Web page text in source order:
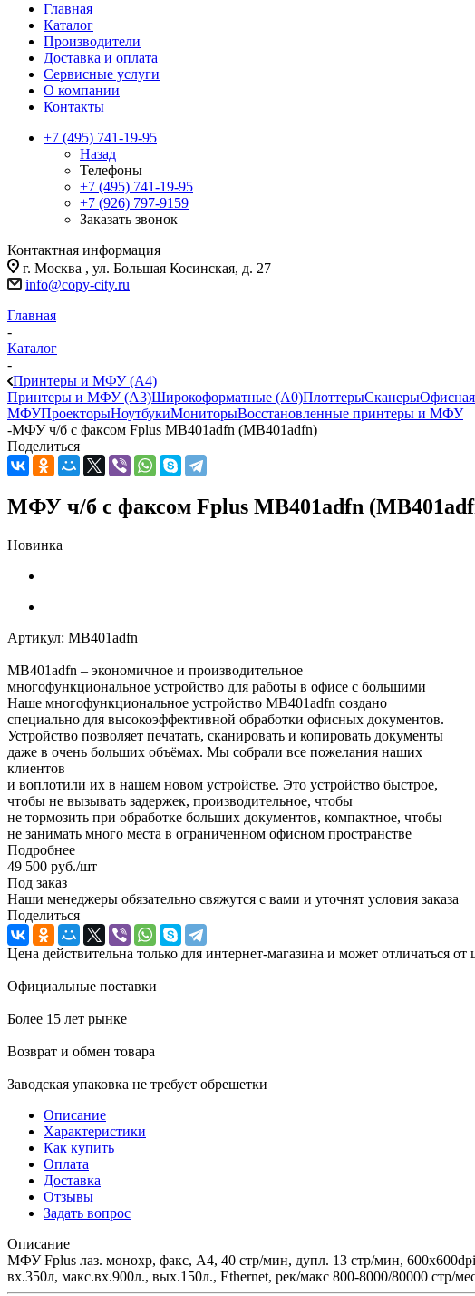
Главная
Каталог
Производители
Доставка и оплата
Сервисные услуги
О компании
Контакты
+7 (495) 741-19-95
Назад
Телефоны
+7 (495) 741-19-95
+7 (926) 797-9159
Заказать звонок
Контактная информация
г. Москва , ул. Большая Косинская, д. 27
info@copy-city.ru
Главная
-
Каталог
-
Принтеры и МФУ (А4)
Принтеры и МФУ (А3)Широкоформатные (А0)ПлоттерыСканерыОфисная
МФУПроекторыНоутбукиМониторыВосстановленные принтеры и МФУ
-МФУ ч/б с факсом Fplus MB401adfn (MB401adfn)
Поделиться
МФУ ч/б с факсом Fplus MB401adfn
Новинка
Артикул: MB401adfn
MB401adfn – экономичное и производительное
многофункциональное устройство для работы в офисе с большими
Наше многофункциональное устройство MB401adfn создано
специально для высокоэффективной обработки офисных документов.
Устройство позволяет печатать, сканировать и копировать документы
даже в очень больших объёмах. Мы собрали все пожелания наших
клиентов
и воплотили их в нашем новом устройстве. Это устройство быстрое,
чтобы не вызывать задержек, производительное, чтобы
не тормозить при обработке больших документов, компактное, чтобы
не занимать много места в ограниченном офисном пространстве
Подробнее
49 500 руб./шт
Под заказ
Наши менеджеры обязательно свяжутся с вами и уточнят условия заказа
Поделиться
Цена действительна только для интернет-магазина и может отличаться
Официальные поставки
Более 15 лет рынке
Возврат и обмен товара
Заводская упаковка не требует обрешетки
Описание
Характеристики
Как купить
Оплата
Доставка
Отзывы
Задать вопрос
Описание
МФУ Fplus лаз. монохр, факс, A4, 40 стр/мин, дупл. 13 стр/мин,
вх.350л, макс.вх.900л., вых.150л., Ethernet, рек/макс 800-8000/80000 стр/